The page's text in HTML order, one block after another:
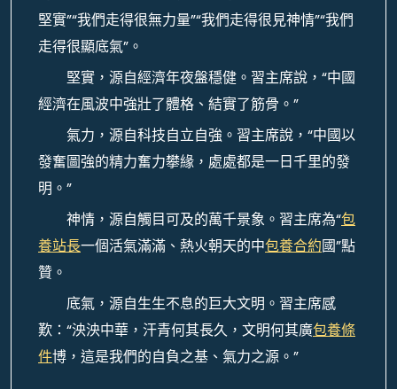
堅實”“我們走得很無力量”“我們走得很見神情”“我們
走得很顯底氣”。
堅實，源自經濟年夜盤穩健。習主席說，“中國
經濟在風波中強壯了體格、結實了筋骨。”
氣力，源自科技自立自強。習主席說，“中國以
發奮圖強的精力奮力攀緣，處處都是一日千里的發
明。”
神情，源自觸目可及的萬千景象。習主席為“包
養站長一個活氣滿滿、熱火朝天的中包養合約國”點
贊。
底氣，源自生生不息的巨大文明。習主席感
歎：“泱泱中華，汗青何其長久，文明何其廣包養條
件博，這是我們的自負之基、氣力之源。”